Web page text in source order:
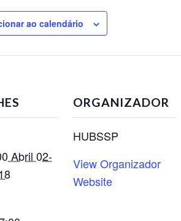
ao calendário
Abril 02-
ORGANIZADOR
HUBSSP
View Organizador
Website